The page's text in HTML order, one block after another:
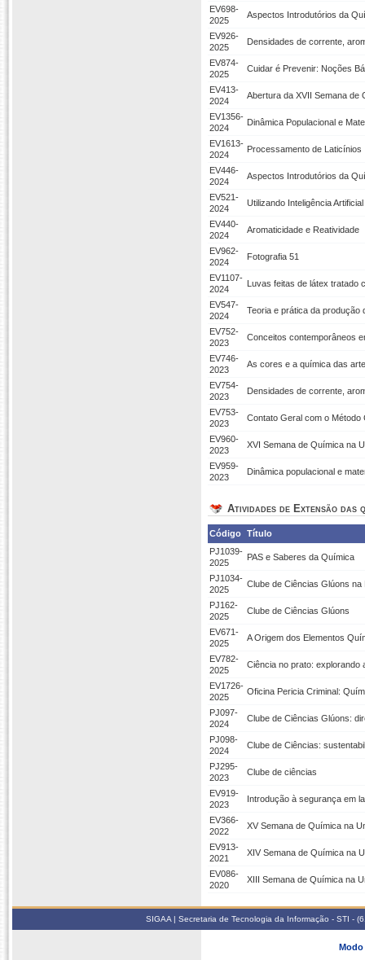
EV698-
2025
Aspectos Introdutórios da
EV926-
2025
Densidades de corrente,
EV874-
2025
Cuidar é Prevenir: Noções
EV413-
2024
Abertura da XVII Semana de
EV1356-
2024
Dinâmica Populacional e
EV1613-
2024
Processamento de Laticínios
EV446-
2024
Aspectos Introdutórios da
EV521-
2024
Utilizando Inteligência
EV440-
2024
Aromaticidade e Reatividade
EV962-
2024
Fotografia 51
EV1107-
2024
Luvas feitas de látex tratado
EV547-
2024
Teoria e prática da produção
EV752-
2023
Conceitos contemporâneos
EV746-
2023
As cores e a química das
EV754-
2023
Densidades de corrente,
EV753-
2023
Contato Geral com o Método
EV960-
2023
XVI Semana de Química na
EV959-
2023
Dinâmica populacional e
Atividades de Extensão das
Código Título
PJ1039-
2025
PAS e Saberes da Química
PJ1034-
2025
Clube de Ciências Glúons na
PJ162-
2025
Clube de Ciências Glúons
EV671-
2025
A Origem dos Elementos
EV782-
2025
Ciência no prato: explorando
EV1726-
2025
Oficina Pericia Criminal:
PJ097-
2024
Clube de Ciências Glúons:
PJ098-
2024
Clube de Ciências:
PJ295-
2023
Clube de ciências
EV919-
2023
Introdução à segurança em
EV366-
2022
XV Semana de Química na
EV913-
2021
XIV Semana de Química na
EV086-
2020
XIII Semana de Química na
SIGAA | Secretaria de Tecnologia da Informação - STI -
Modo